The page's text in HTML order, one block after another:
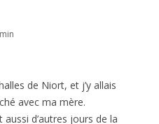
de Niort, et j’y allais
avec ma mère.
aussi d’autres jours de la